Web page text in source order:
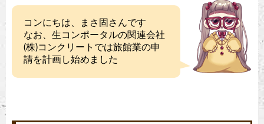
コンにちは、まさ固さんです
なお、生コンポータルの関連会社
(株)コンクリートでは旅館業の申
請を計画し始めました